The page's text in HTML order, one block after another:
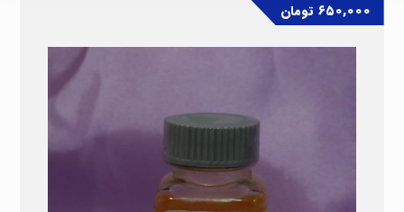
۶۵۰,۰۰۰ تومان